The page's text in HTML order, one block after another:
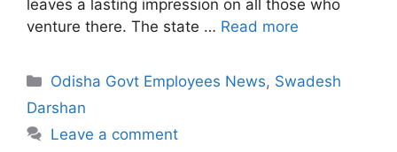
leaves a lasting impression on all those who
venture there. The state … Read more
Categories
Odisha Govt Employees News, Swadesh
Darshan
Leave a comment